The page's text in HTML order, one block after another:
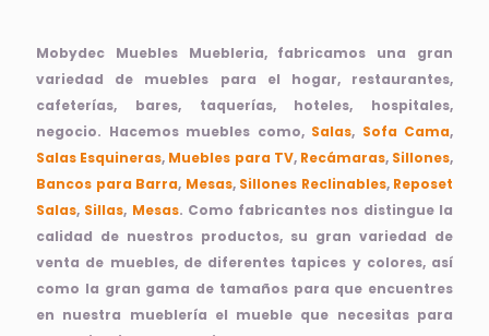
Mobydec Muebles Muebleria, fabricamos una gran
variedad de muebles para el hogar, restaurantes,
cafeterías, bares, taquerías, hoteles, hospitales,
negocio. Hacemos muebles como, Salas, Sofa Cama,
Salas Esquineras, Muebles para TV, Recámaras, Sillones,
Bancos para Barra, Mesas, Sillones Reclinables, Reposet
Salas, Sillas, Mesas. Como fabricantes nos distingue la
calidad de nuestros productos, su gran variedad de
venta de muebles, de diferentes tapices y colores, así
como la gran gama de tamaños para que encuentres
en nuestra mueblería el mueble que necesitas para